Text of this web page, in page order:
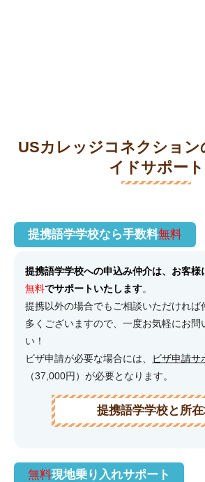
USカレッジコネクション
イドサポート
提携語学学校なら手数料無料
提携語学学校への申込み仲介は、お客様
無料でサポートいたします。
提携以外の場合でもご相談いただければ
多くございますので、一度お気軽にお問
い！
ビザ申請が必要な場合には、
ビザ申請サ
（37,000円）が必要となります。
提携語学学校と所
無料現地乗り入れサポート